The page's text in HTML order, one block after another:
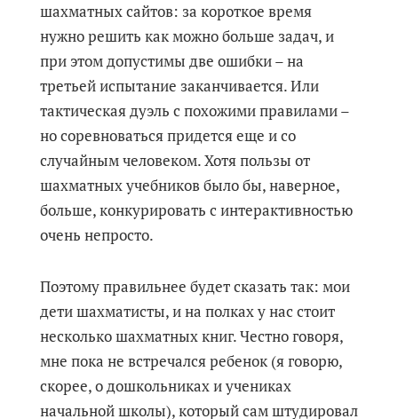
шахматных сайтов: за короткое время
нужно решить как можно больше задач, и
при этом допустимы две ошибки – на
третьей испытание заканчивается. Или
тактическая дуэль с похожими правилами –
но соревноваться придется еще и со
случайным человеком. Хотя пользы от
шахматных учебников было бы, наверное,
больше, конкурировать с интерактивностью
очень непросто.
Поэтому правильнее будет сказать так: мои
дети шахматисты, и на полках у нас стоит
несколько шахматных книг. Честно говоря,
мне пока не встречался ребенок (я говорю,
скорее, о дошкольниках и учениках
начальной школы), который сам штудировал